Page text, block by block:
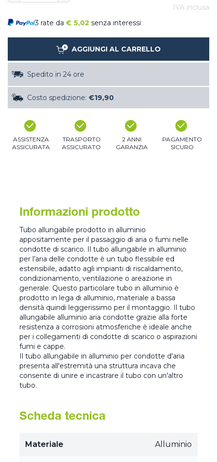
IVA inclusa
3 rate da € 5,02 senza interessi
AGGIUNGI AL CARRELLO
Spedito in 24 ore
Costo spedizione: €19,90
ASSISTENZA
ASSICURATA
TRASPORTO
ASSICURATO
2 ANNI
GARANZIA
PAGAMENTO
SICURO
Informazioni prodotto
Tubo allungabile prodotto in alluminio
appositamente per il passaggio di aria o fumi nelle
condotte di scarico. Il tubo allungabile in alluminio
per l’aria delle condotte è un tubo flessibile ed
estensibile, adatto agli impianti di riscaldamento,
condizionamento, ventilazione o areazione in
generale. Questo particolare tubo in alluminio è
prodotto in lega di alluminio, materiale a bassa
densità quindi leggerissimo per il montaggio. Il tubo
allungabile alluminio aria condotte grazie alla forte
resistenza a corrosioni atmosferiche è ideale anche
per i collegamenti di condotte di scarico o aspirazioni
fumi e cappe.
Il tubo allungabile in alluminio per condotte d'aria
presenta all'estremità una struttura incava che
consente di unire e incastrare il tubo con un'altro
tubo.
Scheda tecnica
Materiale Alluminio